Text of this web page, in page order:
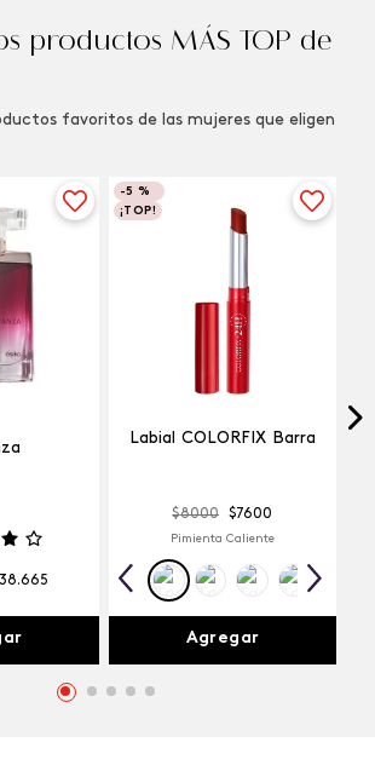
productos MÁS TOP de
favoritos de las mujeres que eligen
.665
-5 %
¡TOP!
Labial COLORFIX Barra
$8000 $7600
Pimienta Caliente
Agregar